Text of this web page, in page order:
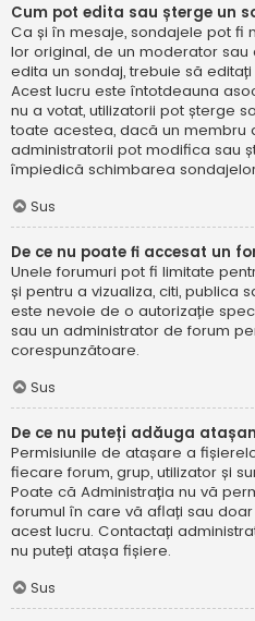
Cum pot edita sau șterge un
Ca și în mesaje, sondajele pot fi
lor original, de un moderator sau
edita un sondaj, trebuie să
Acest lucru este întotdeauna
nu a votat, utilizatorii pot șterge
toate acestea, dacă un membru
administratorii pot modifica sau
împiedică schimbarea
Sus
De ce nu poate fi accesat un
Unele forumuri pot fi limitate
și pentru a vizualiza, citi, publica
este nevoie de o autorizație
sau un administrator de forum
corespunzătoare.
Sus
De ce nu puteți adăuga
Permisiunile de atașare a
fiecare forum, grup, utilizator și
Poate că Administrația nu vă
forumul în care vă aflați sau
acest lucru. Contactați
nu puteți atașa fișiere.
Sus